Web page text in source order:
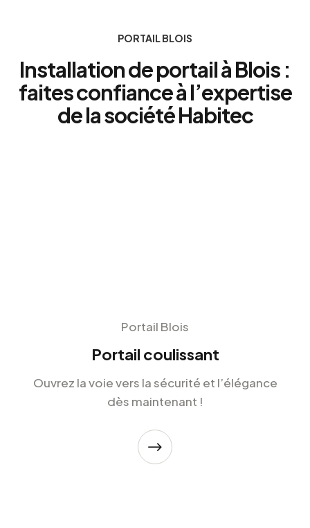
PORTAIL BLOIS
Installation de portail à Blois :
faites confiance à l’expertise
de la société Habitec
Portail Blois
Portail coulissant
Ouvrez la voie vers la sécurité et l’élégance
dès maintenant !
$